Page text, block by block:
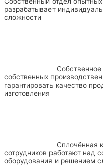
разрабатывает
сложности
собственных
гарантировать качество
изготовления
Сплочённая
сотрудников работают над
оборудования и решением